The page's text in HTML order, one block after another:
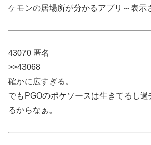
ケモンの居場所が分かるアプリ～表示
43070 匿名
>>43068
確かに広すぎる。
でもPGOのポケソースは生きてるし
るからなぁ。